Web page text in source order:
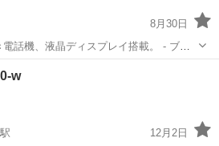
8月30日
機、液晶ディスプレイ搭載。 - ブラ
PW607-S - タイプ: デジタル電話機 - 機
スプレイ: 液晶ディス...
w
12月2日